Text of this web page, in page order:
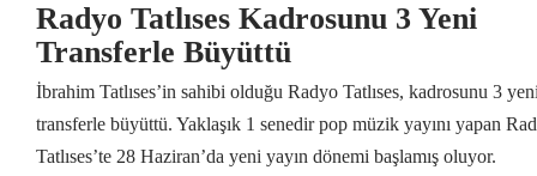
Radyo Tatlıses Kadrosunu 3 Yeni
Transferle Büyüttü
İbrahim Tatlıses’in sahibi olduğu Radyo Tatlıses, kadrosunu 3
transferle büyüttü. Yaklaşık 1 senedir pop müzik yayını yapan
Tatlıses’te 28 Haziran’da yeni yayın dönemi başlamış oluyor.